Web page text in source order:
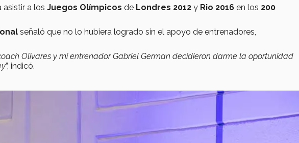
asistir a los Juegos Olímpicos de Londres 2012 y Rio 2016 en los 200
señaló que no lo hubiera logrado sin el apoyo de entrenadores,
Olivares y mi entrenador Gabriel German decidieron darme la oportunidad
”, indicó.